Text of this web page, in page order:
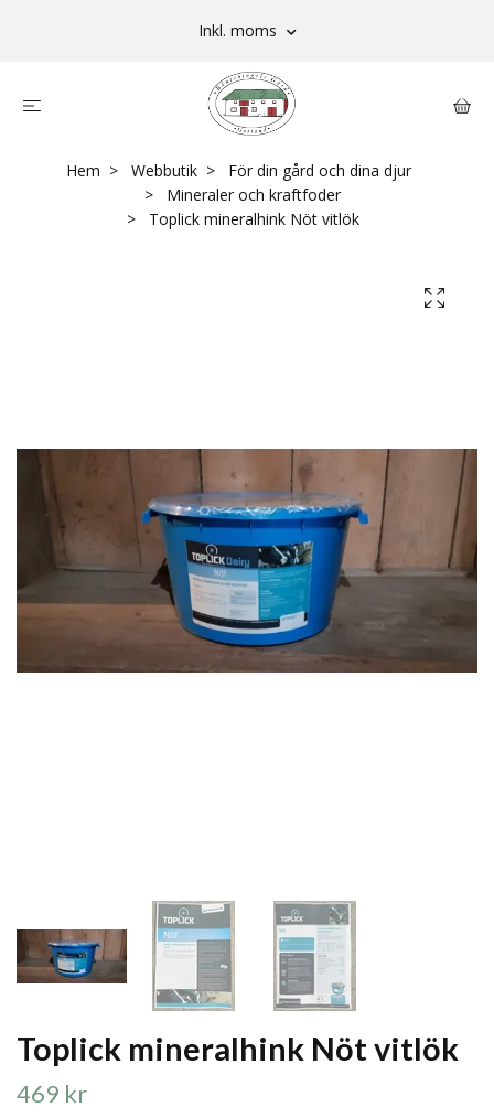
Inkl. moms
Hem Webbutik
För din gård och dina djur
Mineraler och kraftfoder
Toplick mineralhink Nöt vitlök
Toplick mineralhink Nöt vitlök
469 kr